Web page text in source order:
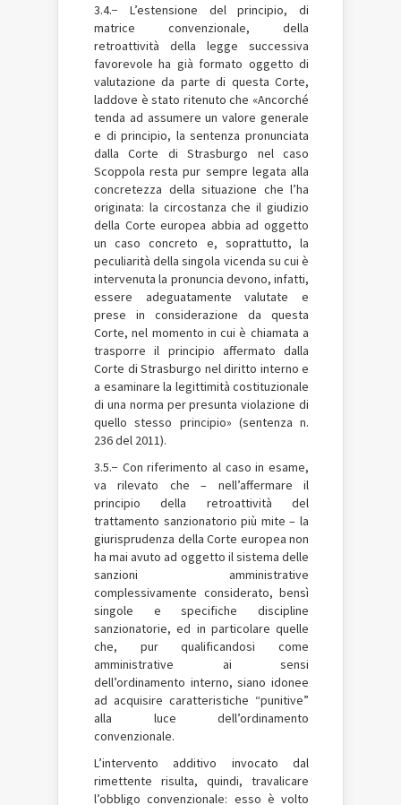
3.4.− L’estensione del principio, di
matrice convenzionale, della
retroattività della legge successiva
favorevole ha già formato oggetto di
valutazione da parte di questa Corte,
laddove è stato ritenuto che «Ancorché
tenda ad assumere un valore generale
e di principio, la sentenza pronunciata
dalla Corte di Strasburgo nel caso
Scoppola resta pur sempre legata alla
concretezza della situazione che l’ha
originata: la circostanza che il giudizio
della Corte europea abbia ad oggetto
un caso concreto e, soprattutto, la
peculiarità della singola vicenda su cui è
intervenuta la pronuncia devono, infatti,
essere adeguatamente valutate e
prese in considerazione da questa
Corte, nel momento in cui è chiamata a
trasporre il principio affermato dalla
Corte di Strasburgo nel diritto interno e
a esaminare la legittimità costituzionale
di una norma per presunta violazione di
quello stesso principio» (sentenza n.
236 del 2011).
3.5.− Con riferimento al caso in esame,
va rilevato che – nell’affermare il
principio della retroattività del
trattamento sanzionatorio più mite – la
giurisprudenza della Corte europea non
ha mai avuto ad oggetto il sistema delle
sanzioni amministrative
complessivamente considerato, bensì
singole e specifiche discipline
sanzionatorie, ed in particolare quelle
che, pur qualificandosi come
amministrative ai sensi
dell’ordinamento interno, siano idonee
ad acquisire caratteristiche “punitive”
alla luce dell’ordinamento
convenzionale.
L’intervento additivo invocato dal
rimettente risulta, quindi, travalicare
l’obbligo convenzionale: esso è volto